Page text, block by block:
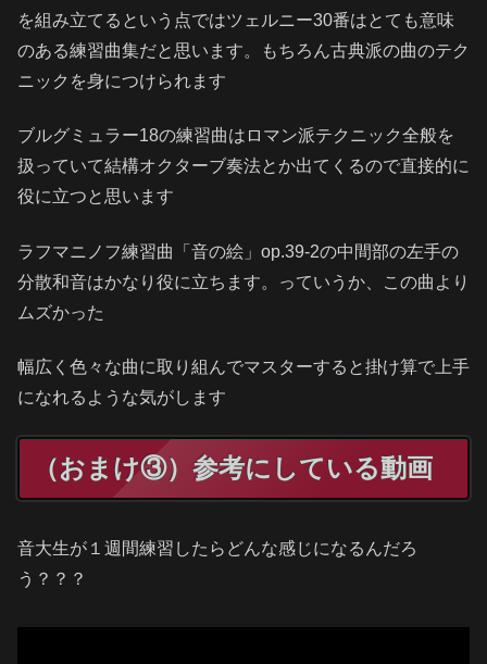
を組み立てるという点ではツェルニー30番はとても意味
のある練習曲集だと思います。もちろん古典派の曲のテク
ニックを身につけられます
ブルグミュラー18の練習曲はロマン派テクニック全般を
扱っていて結構オクターブ奏法とか出てくるので直接的に
役に立つと思います
ラフマニノフ練習曲「音の絵」op.39-2の中間部の左手の
分散和音はかなり役に立ちます。っていうか、この曲より
ムズかった
幅広く色々な曲に取り組んでマスターすると掛け算で上手
になれるような気がします
（おまけ③）参考にしている動画
音大生が１週間練習したらどんな感じになるんだろ
う？？？